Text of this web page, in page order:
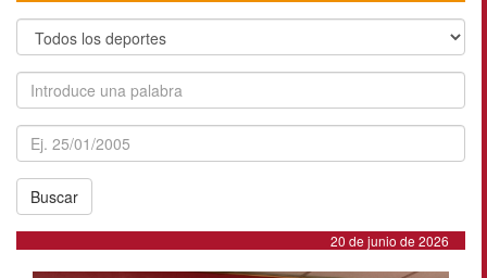
Buscar
20 de junio de 2026